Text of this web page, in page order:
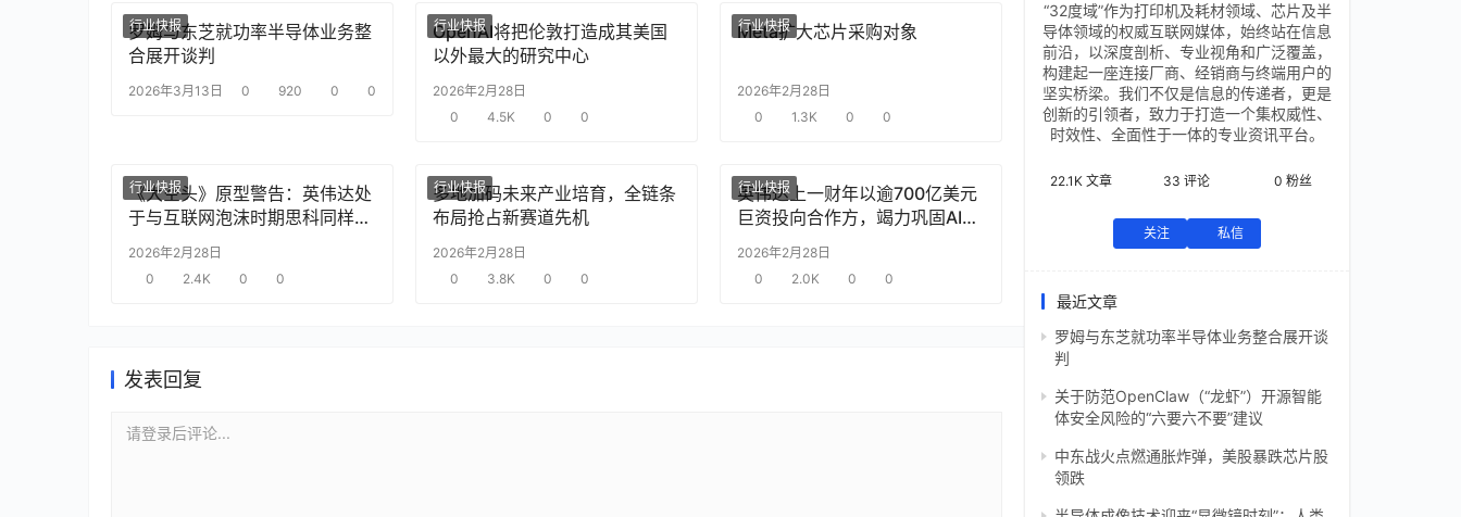
行业快报
罗姆与东芝就功率半导体业务整
合展开谈判
2026年3月13日 0 920 0 0
行业快报
OpenAI将把伦敦打造成其美国
以外最大的研究中心
2026年2月28日
0
4.5K 0 0
行业快报
Meta扩大芯片采购对象
2026年2月28日
0
1.3K 0 0
行业快报
《大空头》原型警告：英伟达处
于与互联网泡沫时期思科同样的
“危险境地”
2026年2月28日
0
2.4K 0 0
行业快报
多地加码未来产业培育，全链条
布局抢占新赛道先机
2026年2月28日
0
3.8K 0 0
行业快报
英伟达上一财年以逾700亿美元
巨资投向合作方，竭力巩固AI芯
片需求
2026年2月28日
0
2.0K 0 0
发表回复
请登录后评论...
“32度域”作为打印机及耗材领域、芯片及半
导体领域的权威互联网媒体，始终站在信息
前沿，以深度剖析、专业视角和广泛覆盖，
构建起一座连接厂商、经销商与终端用户的
坚实桥梁。我们不仅是信息的传递者，更是
创新的引领者，致力于打造一个集权威性、
时效性、全面性于一体的专业资讯平台。
22.1K 文章 33 评论 0 粉丝
关注 私信
最近文章
罗姆与东芝就功率半导体业务整合展开谈
判
关于防范OpenClaw（“龙虾”）开源智能
体安全风险的“六要六不要”建议
中东战火点燃通胀炸弹，美股暴跌芯片股
领跌